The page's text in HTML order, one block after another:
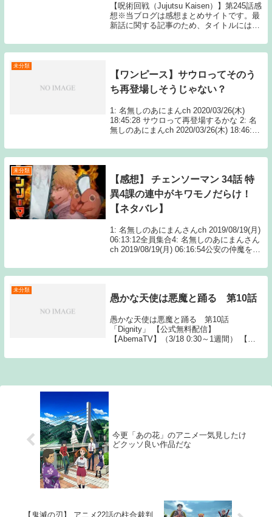
【呪術回戦（Jujutsu Kaisen）】第245話感
想※当ブログは感想まとめサイトです。最
新話に関する記事のため、タイトルにはネ
のセリフ書きおこしやスクリーンショット
の画像等、内容の詳細に触れる情報...
未分類
【ワンピース】サウロってそのう
ち再登場しそうじゃない？
1: 名無しのあにまんch 2020/03/26(木)
18:45:28 サウロって再登場するかな 2: 名
無しのあにまんch 2020/03/26(木) 18:46:31
凍らせた Source: あ...
未分類
【感想】 チェンソーマン 34話 特
異4課の連中がキワモノだらけ！
【ネタバレ】
1: 名無しのあにまんさんch 2019/08/19(月)
06:13:12全員集合4: 名無しのあにまんさん
ch 2019/08/19(月) 06:16:54公安の仲魔を紹
使！…天使？17: 名無しのあに...
未分類
愚かな天使は悪魔と踊る 第10話
愚かな天使は悪魔と踊る 第10話
「Dignity」 【公式無料配信】
【AbemaTV】（3/18 0:30～1週間） 【公
【ABEMA】 【Amazonプライム】 【バン
今更「あの花」のアニメ一気見したけ
どクッソ良い作品だな
【鬼滅の刃】 アニメ22話の柱合裁判